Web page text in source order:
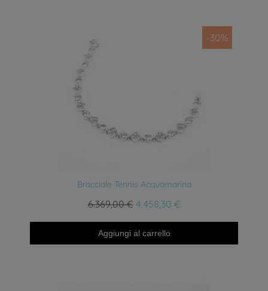
Anteprima
-30%
Bracciale Tennis Acquamarina
6.369,00 € 4.458,30 €
Aggiungi al carrello